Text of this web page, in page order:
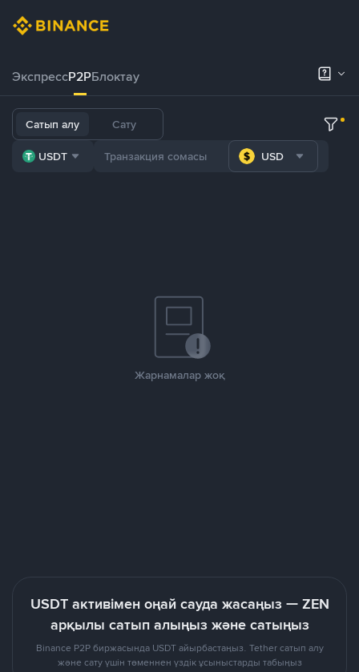
ЭкспрессP2PБлоктау
Сатып алу Сату
USDT USD
Жарнамалар жоқ
USDT активімен оңай сауда жасаңыз — ZEN
арқылы сатып алыңыз және сатыңыз
Binance P2P биржасында USDT айырбастаңыз. Tether сатып алу
және сату үшін төменнен үздік ұсыныстарды табыңыз